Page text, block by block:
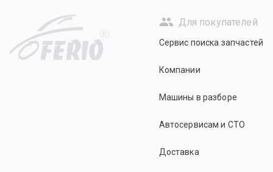
R
Для покупателей
Сервис поиска запчастей
Компании
Машины в разборе
Автосервисам и СТО
Доставка